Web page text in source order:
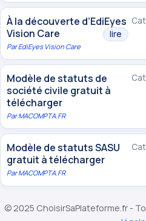
À la découverte d’EdiEyes
Vision Care
lire
ParEdiEyes Vision Care
Modèle de statuts de
société civile gratuit à
télécharger
ParMACOMPTA.FR
Modèle de statuts SASU
gratuit à télécharger
ParMACOMPTA.FR
© 2025 ChoisirSaPlateforme.fr -